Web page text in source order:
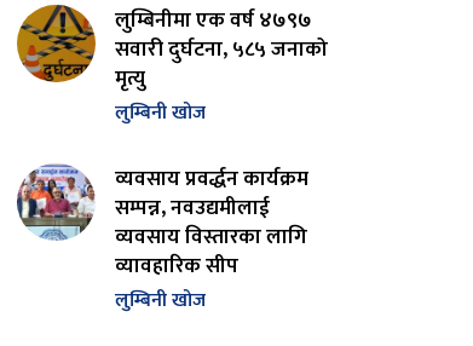
लुम्बिनीमा एक वर्ष ४७९७
सवारी दुर्घटना, ५८५ जनाको
मृत्यु
लुम्बिनी खोज
व्यवसाय प्रवर्द्धन कार्यक्रम
सम्पन्न, नवउद्यमीलाई
व्यवसाय विस्तारका लागि
व्यावहारिक सीप
लुम्बिनी खोज